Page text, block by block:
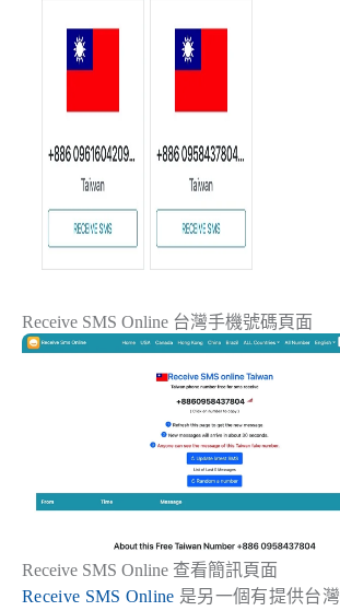
Receive SMS Online 台灣手機號碼頁面
Receive SMS Online 查看簡訊頁面
Receive SMS Online 是另一個有提供台